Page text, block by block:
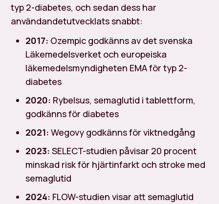
typ 2-diabetes, och sedan dess har
användandetutvecklats snabbt:
2017: Ozempic godkänns av det svenska
Läkemedelsverket och europeiska
läkemedelsmyndigheten EMA för typ 2-
diabetes
2020: Rybelsus, semaglutid i tablettform,
godkänns för diabetes
2021: Wegovy godkänns för viktnedgång
2023: SELECT-studien påvisar 20 procent
minskad risk för hjärtinfarkt och stroke med
semaglutid
2024: FLOW-studien visar att semaglutid